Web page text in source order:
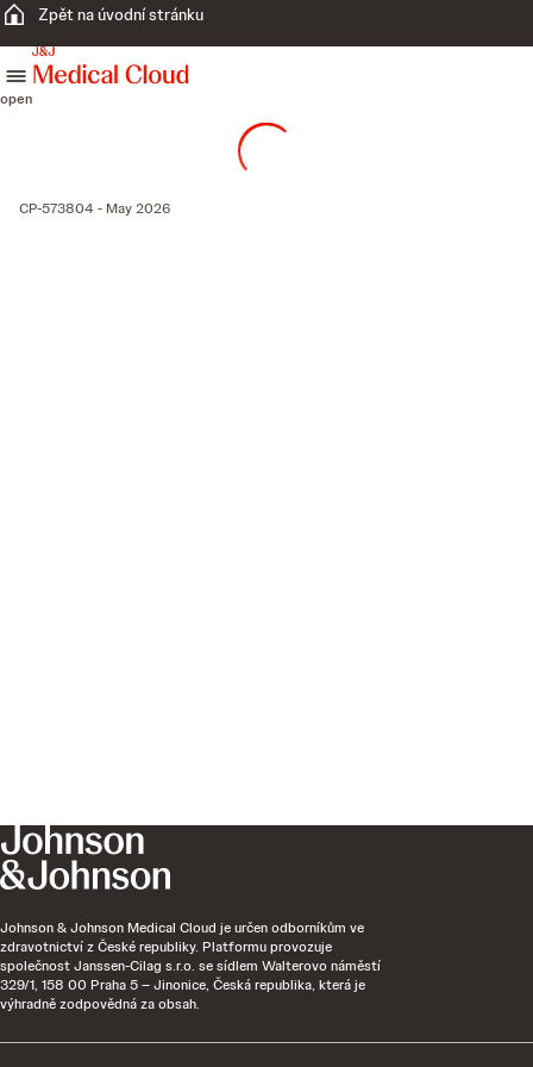
Zpět na úvodní stránku
open
CP-573804 - May 2026
Johnson & Johnson Medical Cloud je určen odborníkům ve
zdravotnictví z České republiky. Platformu provozuje
společnost Janssen-Cilag s.r.o. se sídlem Walterovo náměstí
329/1, 158 00 Praha 5 – Jinonice, Česká republika, která je
výhradně zodpovědná za obsah.